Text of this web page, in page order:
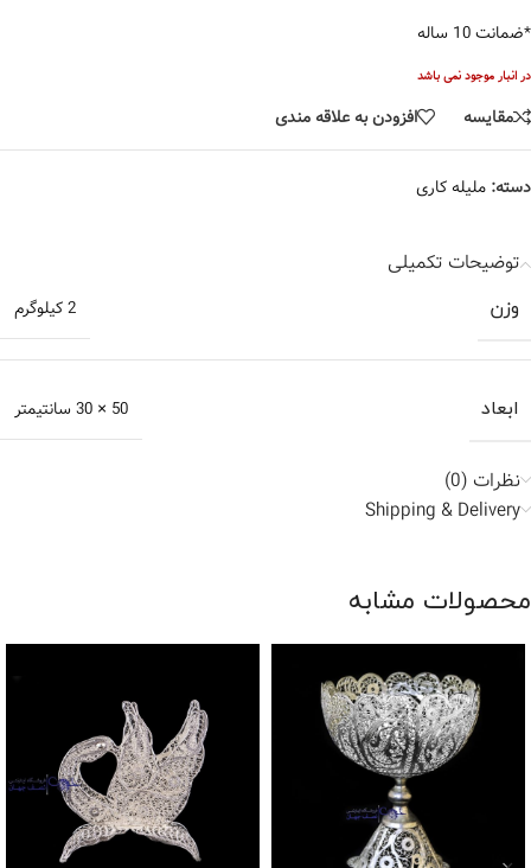
*ضمانت 10 ساله
در انبار موجود نمی باشد
مقایسه افزودن به علاقه مندی
دسته: ملیله کاری
توضیحات تکمیلی
وزن 2 کیلوگرم
ابعاد 50 × 30 سانتیمتر
نظرات (0)
Shipping & Delivery
محصولات مشابه